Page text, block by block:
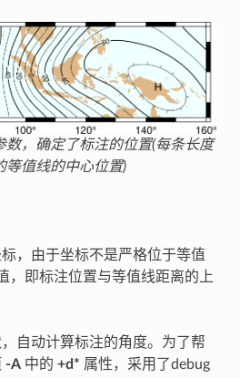
数，确定了标注的位置(每条长度
等值线的中心位置)
，由于坐标不是严格位于等值
，即标注位置与等值线距离的上
自动计算标注的角度。为了帮
-A中的 +d* 属性，采用了debug